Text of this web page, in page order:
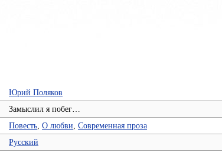
Юрий Поляков
Замыслил я побег…
Повесть О любви Современная проза
Русский